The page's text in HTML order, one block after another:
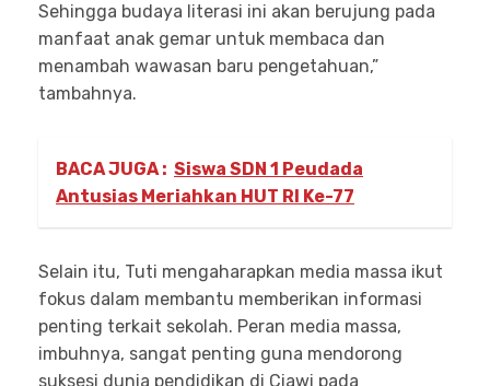
Sehingga budaya literasi ini akan berujung pada
manfaat anak gemar untuk membaca dan
menambah wawasan baru pengetahuan,”
tambahnya.
BACA JUGA : Siswa SDN 1 Peudada
Antusias Meriahkan HUT RI Ke-77
Selain itu, Tuti mengaharapkan media massa ikut
fokus dalam membantu memberikan informasi
penting terkait sekolah. Peran media massa,
imbuhnya, sangat penting guna mendorong
suksesi dunia pendidikan di Ciawi pada